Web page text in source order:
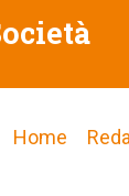
Main
Home